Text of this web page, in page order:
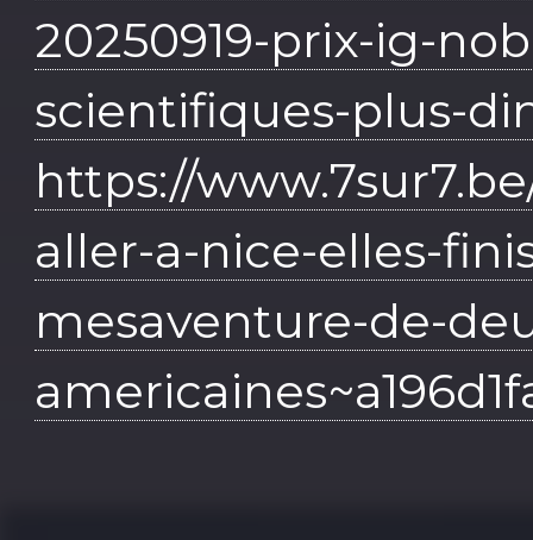
20250919-prix-ig-
scientifiques-plus-
https://
aller-a-nice-elles-
mesaventure-de-